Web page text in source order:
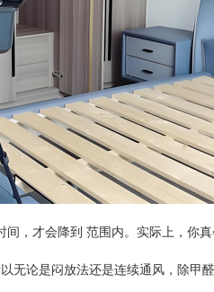
，才会降到 范围内。实际上，你
无论是闷放法还是连续通风，除甲